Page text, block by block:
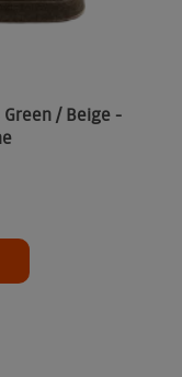
Green / Beige -